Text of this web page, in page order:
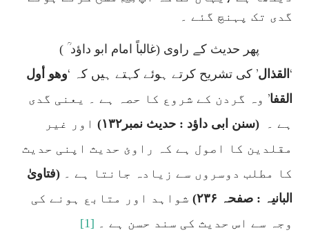
گدی تک پہنچ گئے ۔
پھر حدیث کے راوی (غالباً امام ابو داؤد ؒ )
‘ القذال’ کی تشریح کرتے ہوئے کہتے ہیں کہ ‘وهو أول
القفا’ وہ گردن کے شروع کا حصہ ہے ۔ یعنی گدی
ہے ۔
(سنن ابی داؤد : حدیث نمبر۱۳۲)
اور غیر
مقلدین کا اصول ہے کہ راوئ حدیث اپنی حدیث
کا مطلب دوسروں سے زیادہ جانتا ہے ۔ (فتاویٰ
البانیہ : صفحہ ۲۳۶)
شواہد اور متابع ہونے کی
وجہ سے اس حدیث کی سند حسن ہے ۔ [1]